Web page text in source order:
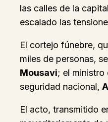
las calles de la
escalado las
El cortejo fúnebre,
miles de personas,
Mousavi; el ministro
seguridad nacional,
El acto, transmitido